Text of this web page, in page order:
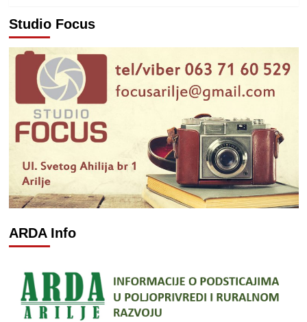
Studio Focus
ARDA Info